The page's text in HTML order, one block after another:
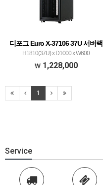
디포그 Euro X-37106 37U 서버랙
H1810(37U) x D1000 x W600
1,228,000
1
Service